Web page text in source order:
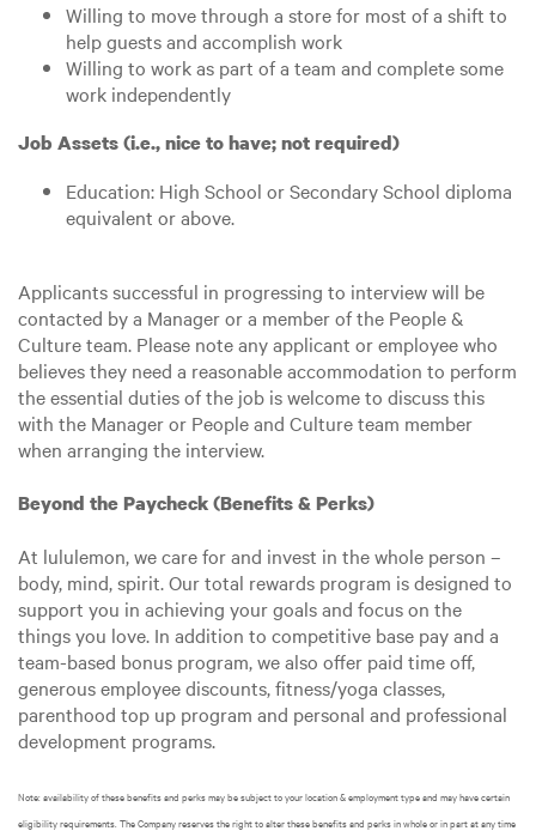
Willing to move through a store for most of a shift to
help guests and accomplish work
Willing to work as part of a team and complete some
work independently
Job Assets (i.e., nice to have; not required)
Education: High School or Secondary School diploma
equivalent or above.
Applicants successful in progressing to interview will be
contacted by a Manager or a member of the People &
Culture team. Please note any applicant or employee who
believes they need a reasonable accommodation to perform
the essential duties of the job is welcome to discuss this
with the Manager or People and Culture team member
when arranging the interview.
Beyond the Paycheck (Benefits & Perks)
At lululemon, we care for and invest in the whole person –
body, mind, spirit. Our total rewards program is designed to
support you in achieving your goals and focus on the
things you love. In addition to competitive base pay and a
team-based bonus program, we also offer paid time off,
generous employee discounts, fitness/yoga classes,
parenthood top up program and personal and professional
development programs.
Note: availability of these benefits and perks may be subject to your location & employment type and may have certain
eligibility requirements. The Company reserves the right to alter these benefits and perks in whole or in part at any time